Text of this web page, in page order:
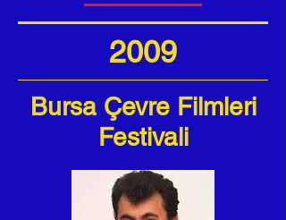
2009
Bursa Çevre Filmleri
Festivali